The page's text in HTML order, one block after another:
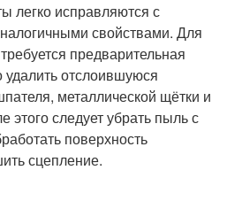
легко исправляются с
свойствами. Для
предварительная
отслоившуюся
металлической щётки и
этого следует убрать пыль с
поверхность
сцепление.